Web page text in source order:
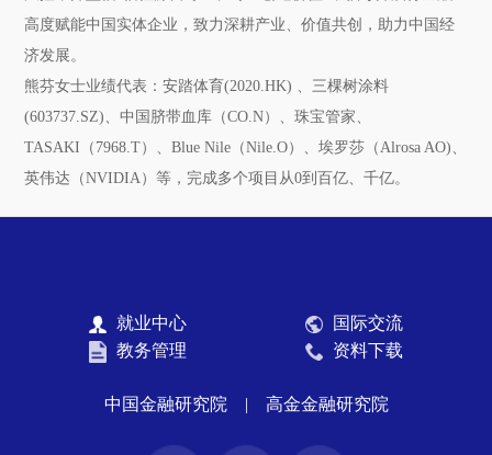
高度赋能中国实体企业，致力深耕产业、价值共创，助力中国经
济发展。
熊芬女士业绩代表：安踏体育(2020.HK) 、三棵树涂料
(603737.SZ)、中国脐带血库（CO.N）、珠宝管家、
TASAKI（7968.T）、Blue Nile（Nile.O）、埃罗莎（Alrosa AO)、
英伟达（NVIDIA）等，完成多个项目从0到百亿、千亿。
就业中心
国际交流
教务管理
资料下载
中国金融研究院 | 高金金融研究院